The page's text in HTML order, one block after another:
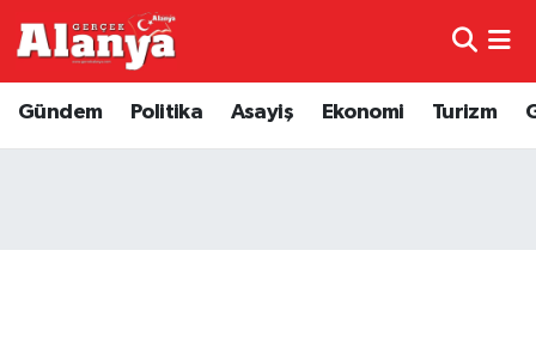
Gündem Politika Asayiş Ekonomi Turizm
Genel
Trafik Durumu